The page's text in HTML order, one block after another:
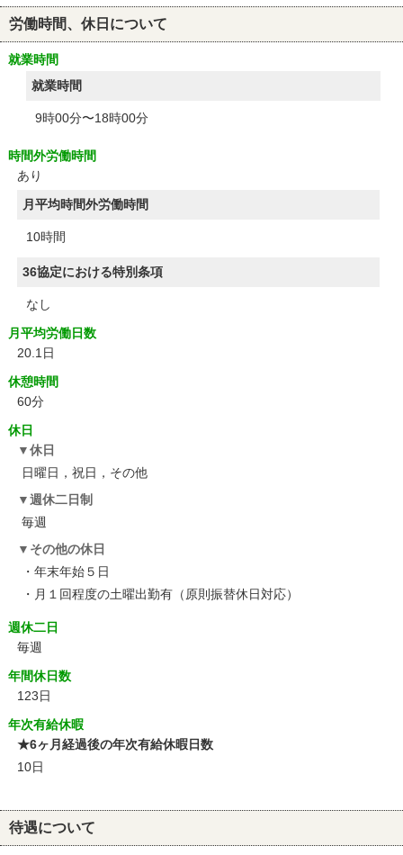
労働時間、休日について
就業時間
就業時間
9時00分〜18時00分
時間外労働時間
あり
月平均時間外労働時間
10時間
36協定における特別条項
なし
月平均労働日数
20.1日
休憩時間
60分
休日
休日
日曜日，祝日，その他
週休二日制
毎週
その他の休日
・年末年始５日
・月１回程度の土曜出勤有（原則振替休日対応）
週休二日
毎週
年間休日数
123日
年次有給休暇
★6ヶ月経過後の年次有給休暇日数
10日
待遇について